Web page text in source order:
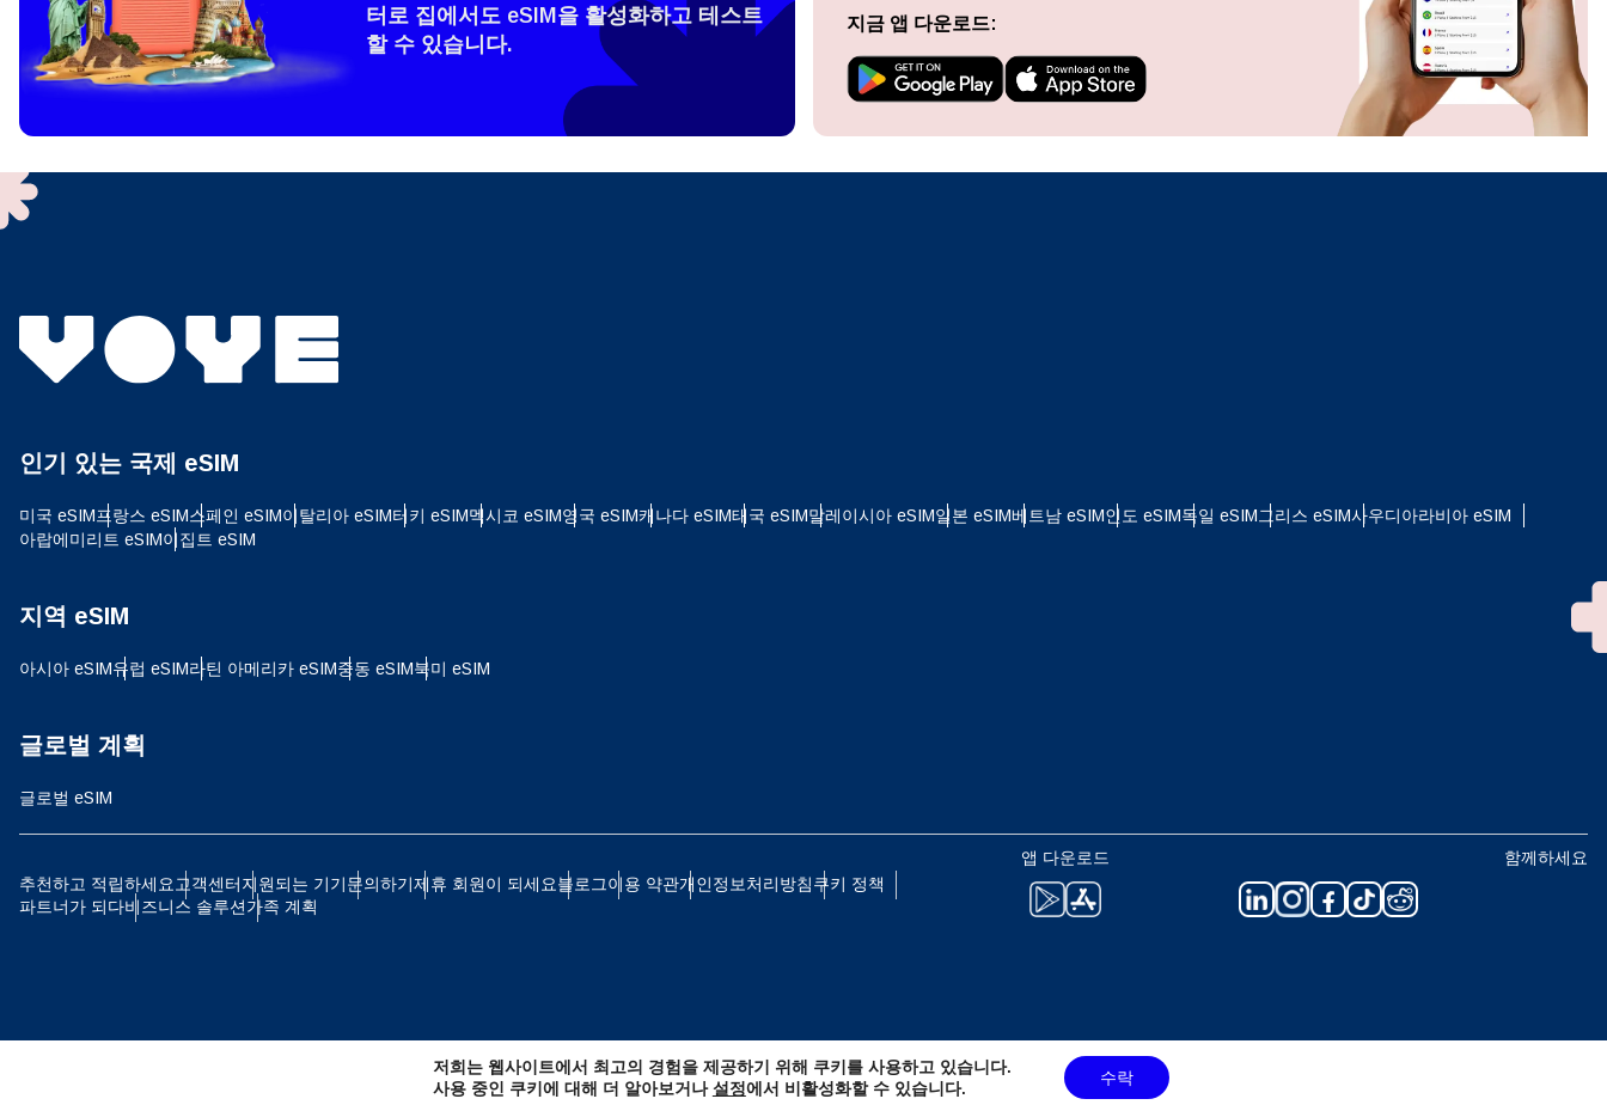
How do I get my eSim?
To get your eSIM, start by checking if your device supports eSIM
technology. Then, contact your mobile carrier to request an eSIM activation.
or enter in your device settings. Once activated, you can enjoy the benefits
터로 집에서도 eSIM을 활성화하고 테스트
할 수 있습니다.
지금 앱 다운로드:
인기 있는 국제 eSIM
미국 eSIM프랑스 eSIM스페인 eSIM이탈리아 eSIM터키 eSIM멕시코 eSIM영국 eSIM캐나다 eSIM태국 eSIM말레이시아 eSIM일본 eSIM베트남 eSIM인도 eSIM독일 eSIM그리스 eSIM사우디아라비아 eSIM
아랍에미리트 eSIM이집트 eSIM
지역 eSIM
아시아 eSIM유럽 ​​eSIM라틴 아메리카 eSIM중동 eSIM북미 eSIM
글로벌 계획
글로벌 eSIM
추천하고 적립하세요고객센터지원되는 기기문의하기제휴 회원이 되세요블로그이용 약관개인정보처리방침쿠키 정책
파트너가 되다비즈니스 솔루션가족 계획
앱 다운로드 함께하세요
언어 선택:
CHF - 스위스 프랑 NZD - 뉴질랜드 달러
로그인 또는 회원가입
계정을 계속 이용하거나 몇 초 만에 새로 만드세요.
저희는 웹사이트에서 최고의 경험을 제공하기 위해 쿠키를 사용하고 있습니다.
사용 중인 쿠키에 대해 더 알아보거나설정에서 비활성화할 수 있습니다.
수락